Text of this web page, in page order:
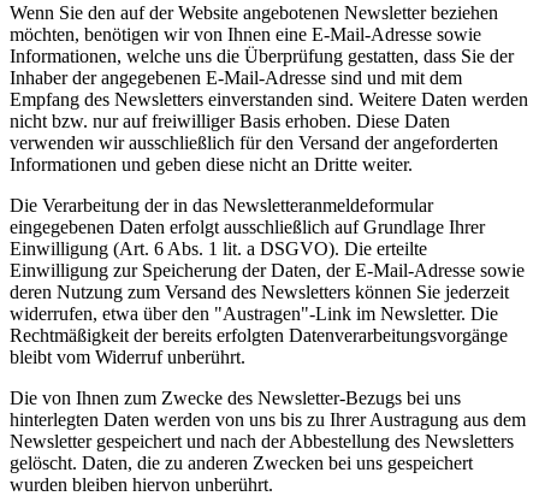
Wenn Sie den auf der Website angebotenen Newsletter beziehen
möchten, benötigen wir von Ihnen eine E-Mail-Adresse sowie
Informationen, welche uns die Überprüfung gestatten, dass Sie der
Inhaber der angegebenen E-Mail-Adresse sind und mit dem
Empfang des Newsletters einverstanden sind. Weitere Daten werden
nicht bzw. nur auf freiwilliger Basis erhoben. Diese Daten
verwenden wir ausschließlich für den Versand der angeforderten
Informationen und geben diese nicht an Dritte weiter.
Die Verarbeitung der in das Newsletteranmeldeformular
eingegebenen Daten erfolgt ausschließlich auf Grundlage Ihrer
Einwilligung (Art. 6 Abs. 1 lit. a DSGVO). Die erteilte
Einwilligung zur Speicherung der Daten, der E-Mail-Adresse sowie
deren Nutzung zum Versand des Newsletters können Sie jederzeit
widerrufen, etwa über den "Austragen"-Link im Newsletter. Die
Rechtmäßigkeit der bereits erfolgten Datenverarbeitungsvorgänge
bleibt vom Widerruf unberührt.
Die von Ihnen zum Zwecke des Newsletter-Bezugs bei uns
hinterlegten Daten werden von uns bis zu Ihrer Austragung aus dem
Newsletter gespeichert und nach der Abbestellung des Newsletters
gelöscht. Daten, die zu anderen Zwecken bei uns gespeichert
wurden bleiben hiervon unberührt.